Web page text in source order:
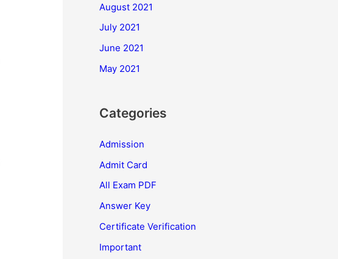
August 2021
July 2021
June 2021
May 2021
Categories
Admission
Admit Card
All Exam PDF
Answer Key
Certificate Verification
Important